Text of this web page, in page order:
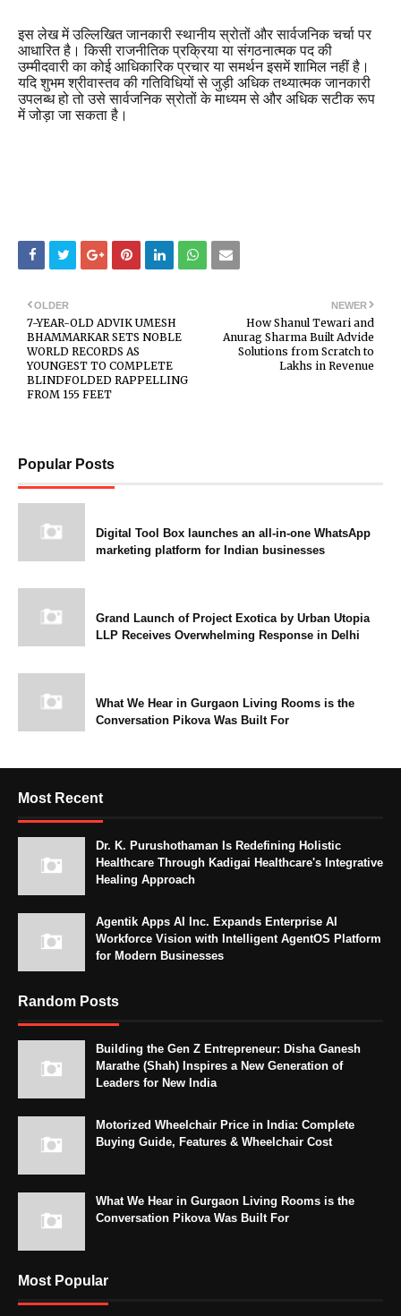
इस लेख में उल्लिखित जानकारी स्थानीय स्रोतों और सार्वजनिक चर्चा पर
आधारित है। किसी राजनीतिक प्रक्रिया या संगठनात्मक पद की
उम्मीदवारी का कोई आधिकारिक प्रचार या समर्थन इसमें शामिल नहीं है।
यदि शुभम श्रीवास्तव की गतिविधियों से जुड़ी अधिक तथ्यात्मक जानकारी
उपलब्ध हो तो उसे सार्वजनिक स्रोतों के माध्यम से और अधिक सटीक रूप
में जोड़ा जा सकता है।
NEWER
How Shanul Tewari and
Anurag Sharma Built Advide
Solutions from Scratch to
Lakhs in Revenue
OLDER
7-YEAR-OLD ADVIK UMESH
BHAMMARKAR SETS NOBLE
WORLD RECORDS AS
YOUNGEST TO COMPLETE
BLINDFOLDED RAPPELLING
FROM 155 FEET
Popular Posts
Digital Tool Box launches an all-in-one WhatsApp
marketing platform for Indian businesses
Grand Launch of Project Exotica by Urban Utopia
LLP Receives Overwhelming Response in Delhi
What We Hear in Gurgaon Living Rooms is the
Conversation Pikova Was Built For
Most Recent
Dr. K. Purushothaman Is Redefining Holistic
Healthcare Through Kadigai Healthcare's Integrative
Healing Approach
Agentik Apps AI Inc. Expands Enterprise AI
Workforce Vision with Intelligent AgentOS Platform
for Modern Businesses
Random Posts
Building the Gen Z Entrepreneur: Disha Ganesh
Marathe (Shah) Inspires a New Generation of
Leaders for New India
Motorized Wheelchair Price in India: Complete
Buying Guide, Features & Wheelchair Cost
What We Hear in Gurgaon Living Rooms is the
Conversation Pikova Was Built For
Most Popular